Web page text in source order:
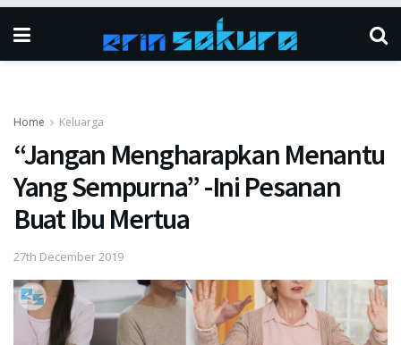
Home Keluarga
“Jangan Mengharapkan Menantu
Yang Sempurna” -Ini Pesanan
Buat Ibu Mertua
27th December 2019